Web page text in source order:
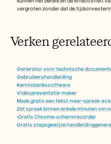
vergroten zonder dat de
Verken
Generator voor technische
Gebruikershandleiding
Kennisbankssoftware
Videopresentatie-maker
Maak gratis een tekst-naar-spraak-
Zet spraak binnen enkele minuten om
Gratis Chrome-schermrecorder
Gratis stapsgewijze